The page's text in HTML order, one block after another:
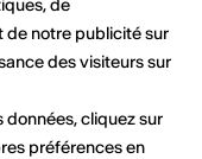
322 42 46
de notre publicité sur
des visiteurs sur
données, cliquez sur
préférences en